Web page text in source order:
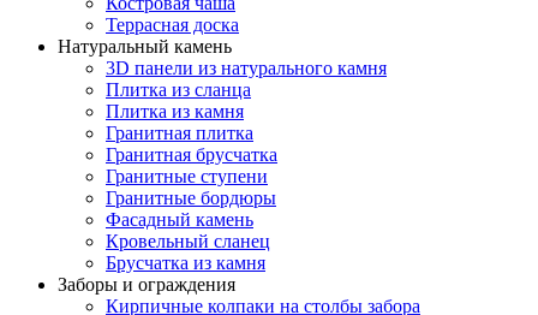
Террасная доска
Натуральный камень
3D панели из натурального камня
Плитка из сланца
Плитка из камня
Гранитная плитка
Гранитная брусчатка
Гранитные ступени
Гранитные бордюры
Фасадный камень
Кровельный сланец
Брусчатка из камня
Заборы и ограждения
Кирпичные колпаки на столбы забора